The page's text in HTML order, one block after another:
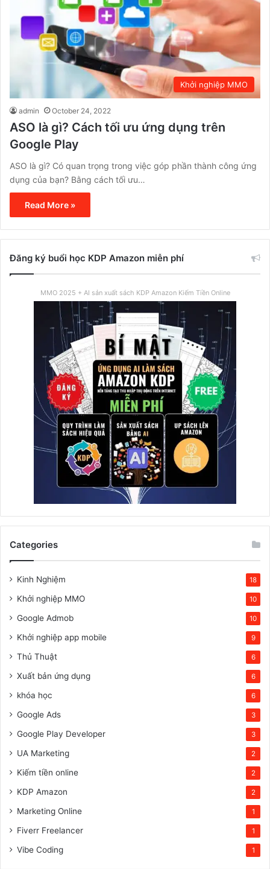
Khởi nghiệp MMO
admin October 24, 2022
ASO là gì? Cách tối ưu ứng dụng trên
Google Play
ASO là gì? Có quan trọng trong việc góp phần thành công ứng
dụng của bạn? Bằng cách tối ưu…
Read More »
Đăng ký buổi học KDP Amazon miễn phí
MMO 2025 + AI sản xuất sách KDP Amazon Kiếm Tiền Online
Categories
Kinh Nghiệm 18
Khởi nghiệp MMO 10
Google Admob 10
Khởi nghiệp app mobile 9
Thủ Thuật 6
Xuất bản ứng dụng 6
khóa học 6
Google Ads 3
Google Play Developer 3
UA Marketing 2
Kiếm tiền online 2
KDP Amazon 2
Marketing Online 1
Fiverr Freelancer 1
Vibe Coding 1